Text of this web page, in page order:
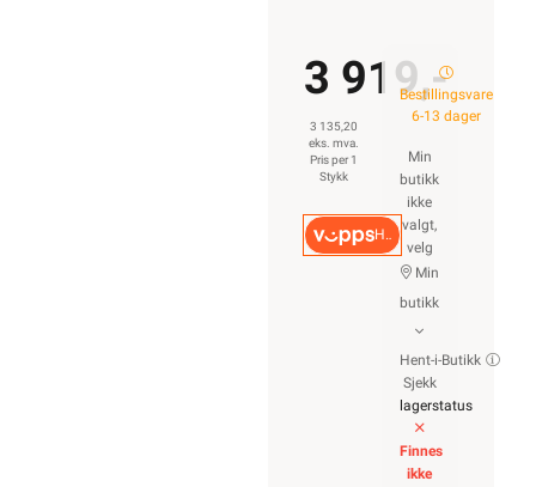
3 919,-
3 135,20
eks. mva.
Pris per 1
Stykk
Hurtigkasse
Bestillingsvare
6-13 dager
Min
butikk
ikke
valgt,
velg
Min
butikk
Hent-i-Butikk
Sjekk
lagerstatus
Finnes
ikke